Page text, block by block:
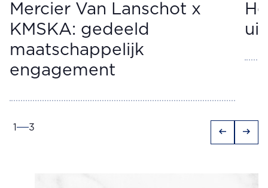
Mercier Van Lanschot x
KMSKA: gedeeld
maatschappelijk
engagement
1 3 arrow_left_alt arrow_right_alt